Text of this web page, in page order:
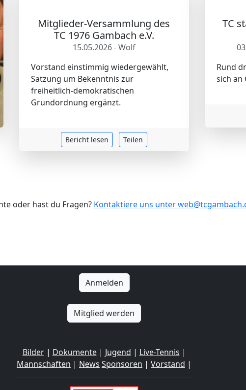
Mitglieder-Versammlung des
TC 1976 Gambach e.V.
15.05.2026 - Wolf
Vorstand einstimmig wiedergewählt,
Satzung um Bekenntnis zur
freiheitlich-demokratischen
Grundordnung ergänzt.
Bericht lesen Teilen
TC
Rund
sich an
oder hast du Fragen? Kontaktiere uns unter
Anmelden
Mitglied werden
Bilder| Dokumente| Jugend | Live-Tennis |
Mannschaften | News Sponsoren | Vorstand |